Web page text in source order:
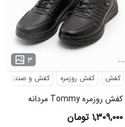
۳ ...
کفش کفش روزمره کفش و صندل
کفش روزمره Tommy مردانه
مشکی بند دار مدل 46933
۱,۳۰۹,۰۰۰ تومان